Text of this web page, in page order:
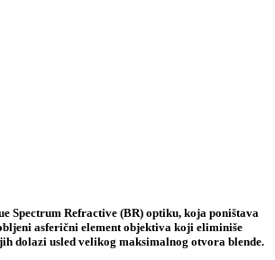
Spectrum Refractive (BR) optiku, koja poništava
asferični element objektiva koji eliminiše
dolazi usled velikog maksimalnog otvora blende.